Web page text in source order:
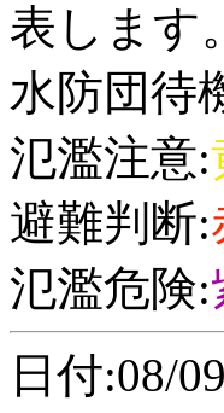
表します。
水防団待
氾濫注意:
避難判断:
氾濫危険:
日付:08/09